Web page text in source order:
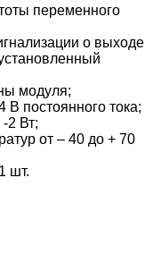
переменного
о выходе
модуля;
постоянного тока;
2 Вт;
от – 40 до + 70
шт.